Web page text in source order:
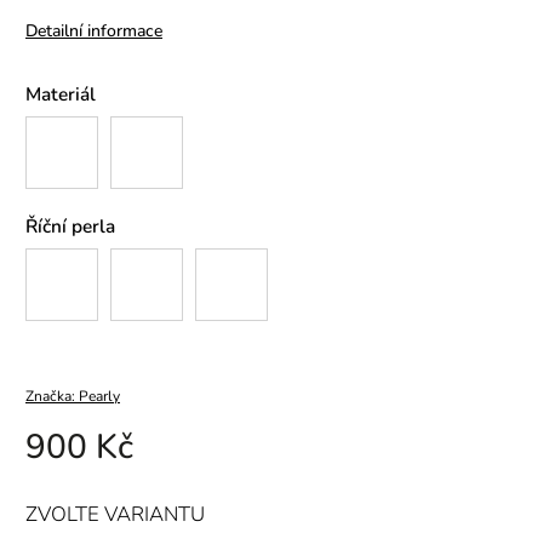
Detailní informace
Materiál
Říční perla
Značka: Pearly
900 Kč
ZVOLTE VARIANTU